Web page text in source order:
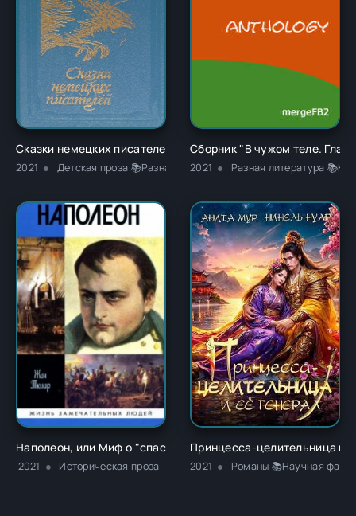
Сказки немецких писателей - Новалис
2021 Детская проза 📚Разная литература
Сборник "В чужом теле.
2021 Разная литература
Наполеон, или Миф о "спасителе" - Жан Тюлар
2021 Историческая проза
Принцесса-целительница и
2021 Романы 📚Научная